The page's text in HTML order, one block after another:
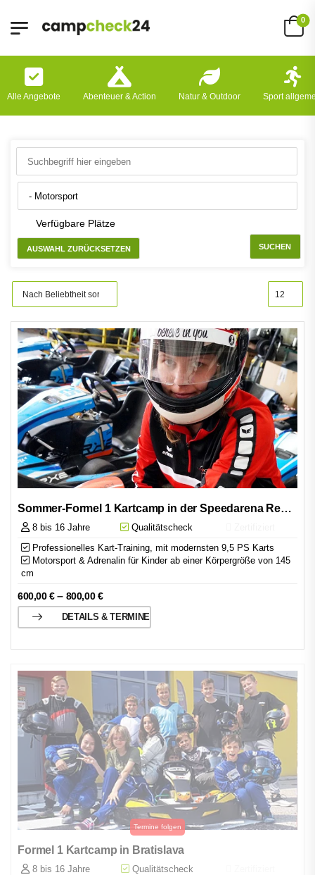
0
Alle Angebote Abenteuer & Action Natur & Outdoor Sport
Verfügbare Plätze
AUSWAHL ZURÜCKSETZEN SUCHEN
Sommer-Formel 1 Kartcamp in der Speedarena Rechnitz
8 bis 16 Jahre Qualitätscheck
Professionelles Kart-Training, mit modernsten 9,5 PS Karts
Motorsport & Adrenalin für Kinder ab einer Körpergröße von 145
cm
600,00€– 800,00€
DETAILS & TERMINE
Formel 1 Kartcamp in Bratislava
8 bis 16 Jahre Qualitätscheck